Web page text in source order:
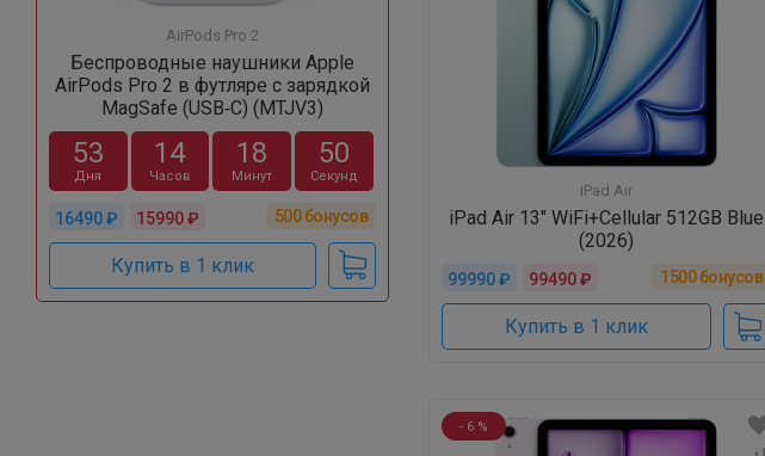
AirPods Pro 2
Беспроводные наушники Apple
AirPods Pro 2 в футляре с зарядкой
MagSafe (USB‑C) (MTJV3)
53
Дня
14
Часов
18
Минут
49
Секунд
16490 ₽ 15990 ₽ 500бонусов
Купить в 1 клик
iPad Air
iPad Air 13" WiFi+Cellular 512GB Blue
(2026)
99990 ₽ 99490 ₽ 1500бонусов
Купить в 1 клик
- 6 %